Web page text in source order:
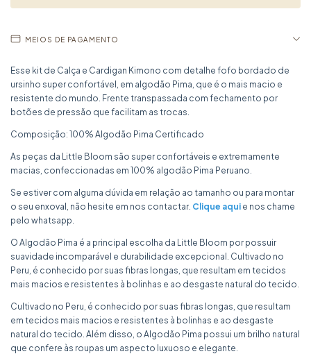
MEIOS DE PAGAMENTO
Esse kit de Calça e Cardigan Kimono com detalhe fofo bordado de
ursinho super confortável, em algodão Pima, que é o mais macio e
resistente do mundo. Frente transpassada com fechamento por
botões de pressão que facilitam as trocas.
Composição: 100% Algodão Pima Certificado
As peças da Little Bloom são super confortáveis e extremamente
macias, confeccionadas em 100% algodão Pima Peruano.
Se estiver com alguma dúvida em relação ao tamanho ou para montar
o seu enxoval, não hesite em nos contactar. Clique aqui e nos chame
pelo whatsapp.
O Algodão Pima é a principal escolha da Little Bloom por possuir
suavidade incomparável e durabilidade excepcional. Cultivado no
Peru, é conhecido por suas fibras longas, que resultam em tecidos
mais macios e resistentes à bolinhas e ao desgaste natural do tecido.
Cultivado no Peru, é conhecido por suas fibras longas, que resultam
em tecidos mais macios e resistentes à bolinhas e ao desgaste
natural do tecido. Além disso, o Algodão Pima possui um brilho natural
que confere às roupas um aspecto luxuoso e elegante.